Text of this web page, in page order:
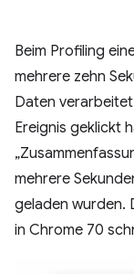
Beim Profiling
mehrere zehn
Daten
Ereignis geklickt
mehrere
geladen wurden.
in Chrome 70